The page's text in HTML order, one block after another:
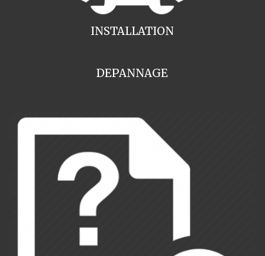
INSTALLATION
DEPANNAGE